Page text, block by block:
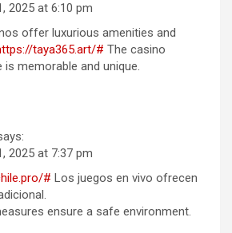
2025 at 6:10 pm
offer luxurious amenities and
taya365.art/# The casino
is memorable and unique.
2025 at 7:37 pm
# Los juegos en vivo ofrecen
ensure a safe environment.